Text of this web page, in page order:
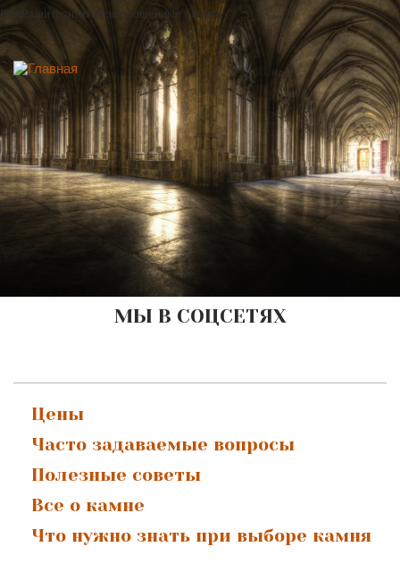
Все Ваши фантазии, воплощенные в камне
МЫ В СОЦСЕТЯХ
Цены
Часто задаваемые вопросы
Полезные советы
Все о камне
Что нужно знать при выборе камня